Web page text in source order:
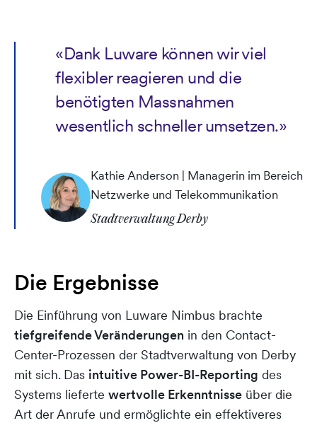
«Dank Luware können wir viel
flexibler reagieren und die
benötigten Massnahmen
wesentlich schneller umsetzen.»
Kathie Anderson | Managerin im Bereich
Netzwerke und Telekommunikation
Stadtverwaltung Derby
Die Ergebnisse
Die Einführung von Luware Nimbus brachte
tiefgreifende Veränderungen in den Contact-
Center-Prozessen der Stadtverwaltung von Derby
mit sich. Das intuitive Power-BI-Reporting des
Systems lieferte wertvolle Erkenntnisse über die
Art der Anrufe und ermöglichte ein effektiveres